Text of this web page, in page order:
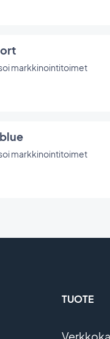
markkinointitoimet
markkinointitoimet
TUOTE